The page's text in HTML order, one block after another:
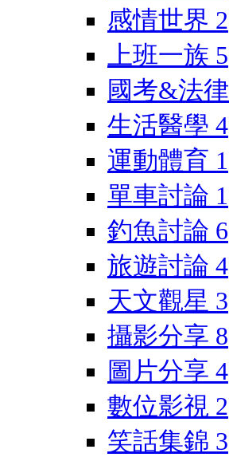
感情世界 2
上班一族 5
國考&法律
生活醫學 4
運動體育 1
單車討論 1
釣魚討論 6
旅遊討論 4
天文觀星 3
攝影分享 8
圖片分享 4
數位影視 2
笑話集錦 3